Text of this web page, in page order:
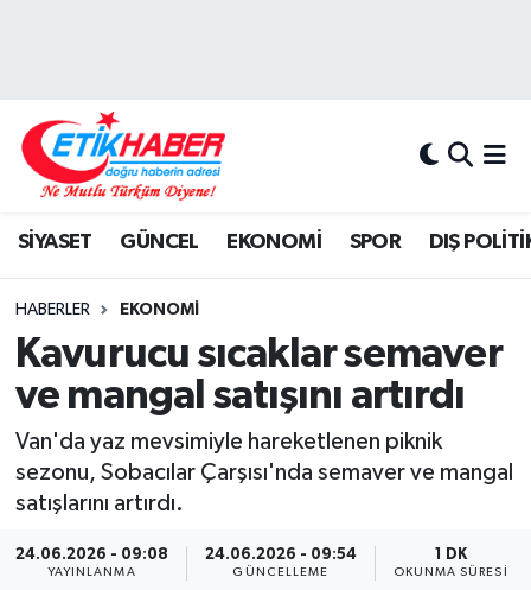
SİYASET GÜNCEL EKONOMİ SPOR DIŞ
HABERLER EKONOMİ
Kavurucu sıcaklar semaver
ve mangal satışını artırdı
Van'da yaz mevsimiyle hareketlenen piknik
sezonu, Sobacılar Çarşısı'nda semaver ve mangal
satışlarını artırdı.
24.06.2026 - 09:08
YAYINLANMA
24.06.2026 - 09:54
GÜNCELLEME
1 DK
OKUNMA SÜRESI
DIŞ POLİTİKA
KÖŞE YAZILARI
KÜLTÜR-SANAT-MAGAZİN
MEDYA
ÖZEL HABER
Hava Durumu
Tüm Manşetler
Son Dakika Haberleri
Haber Arşivi